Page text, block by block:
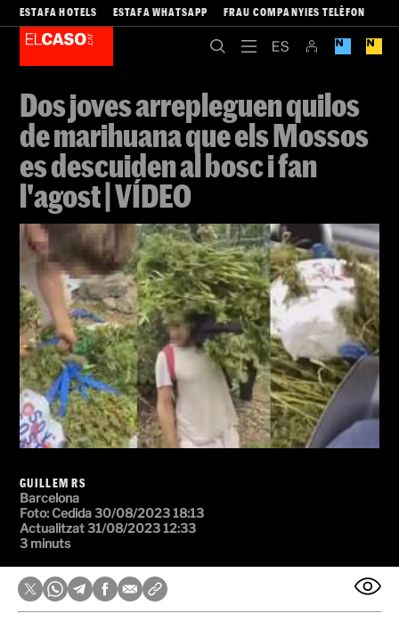
ESTAFA HOTELS ESTAFA WHATSAPP FRAU COMPANYIES TELÈFON
Dos joves arrepleguen quilos
de marihuana que els Mossos
es descuiden al bosc i fan
l'agost | VÍDEO
GUILLEM RS
Barcelona
Foto:Cedida30/08/2023 18:13
Actualitzat 31/08/2023 12:33
3 minuts